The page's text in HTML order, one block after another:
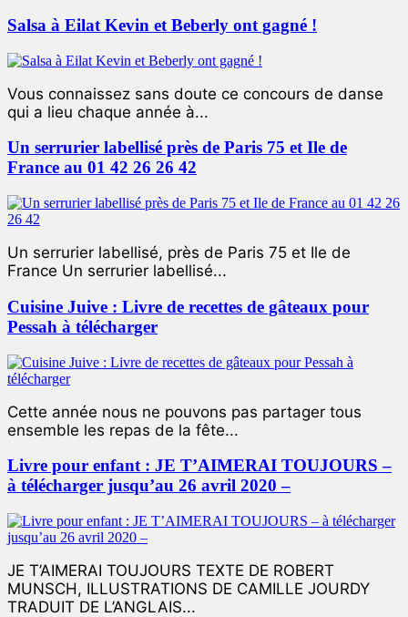
Salsa à Eilat Kevin et Beberly ont gagné !
Vous connaissez sans doute ce concours de danse
qui a lieu chaque année à...
Un serrurier labellisé près de Paris 75 et Ile de
France au 01 42 26 26 42
Un serrurier labellisé, près de Paris 75 et Ile de
France Un serrurier labellisé...
Cuisine Juive : Livre de recettes de gâteaux pour
Pessah à télécharger
Cette année nous ne pouvons pas partager tous
ensemble les repas de la fête...
Livre pour enfant : JE T’AIMERAI TOUJOURS –
à télécharger jusqu’au 26 avril 2020 –
JE T’AIMERAI TOUJOURS TEXTE DE ROBERT
MUNSCH, ILLUSTRATIONS DE CAMILLE JOURDY
TRADUIT DE L’ANGLAIS...